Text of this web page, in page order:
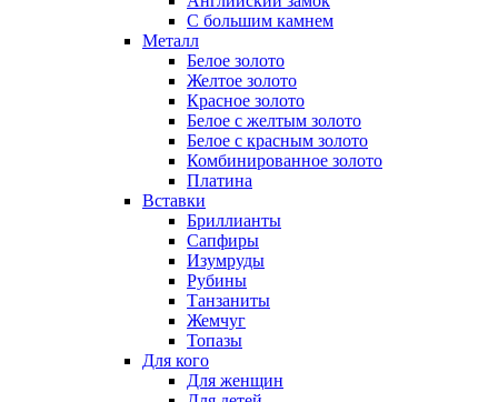
С большим камнем
Металл
Белое золото
Желтое золото
Красное золото
Белое с желтым золото
Белое с красным золото
Комбинированное золото
Платина
Вставки
Бриллианты
Сапфиры
Изумруды
Рубины
Танзаниты
Жемчуг
Топазы
Для кого
Для женщин